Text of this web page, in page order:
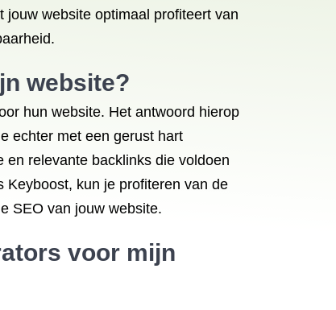
website optimaal profiteert van
website?
hun website. Het antwoord hierop
echter met een gerust hart
relevante backlinks die voldoen
Keyboost, kun je profiteren van de
SEO van jouw website.
voor mijn